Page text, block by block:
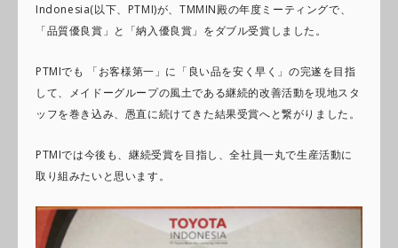
Indonesia(以下、PTMI)が、TMMIN殿の年度ミーティングで、
「品質優良賞」と「納入優良賞」をダブル受賞しました。
PTMIでも 「お客様第一」に「良い品を安く早く」の完遂を目指
して、メイドーグループの風土である継続的改善活動を現地スタ
ッフを巻き込み、愚直に続けてきた結果受賞へと繋がりました。
PTMIでは今後も、継続受賞を目指し、全社員一丸で生産活動に
取り組みたいと思います。